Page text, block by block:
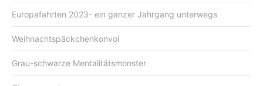
Europafahrten 2023- ein ganzer Jahrgang unterwegs
Weihnachtspäckchenkonvoi
Grau-schwarze Mentalitätsmonster